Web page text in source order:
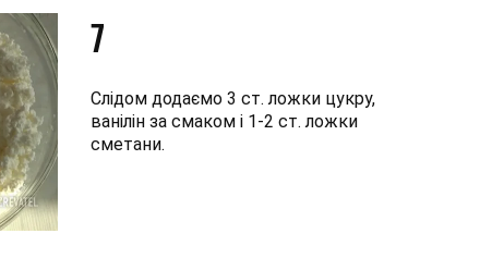
7
Слідом додаємо 3 ст. ложки цукру,
ванілін за смаком і 1-2 ст. ложки
сметани.